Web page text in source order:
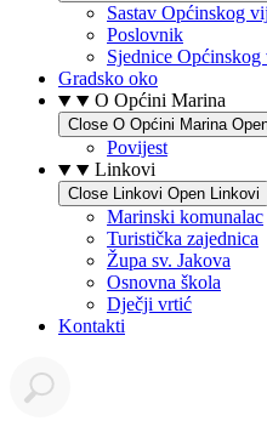
Sastav Općinskog
Poslovnik
Sjednice Općinskog
Gradsko oko
O Općini Marina
Close O Općini Marina
Povijest
Linkovi
Close Linkovi Open Linkovi
Marinski komunalac
Turistička zajednica
Župa sv. Jakova
Osnovna škola
Dječji vrtić
Kontakti